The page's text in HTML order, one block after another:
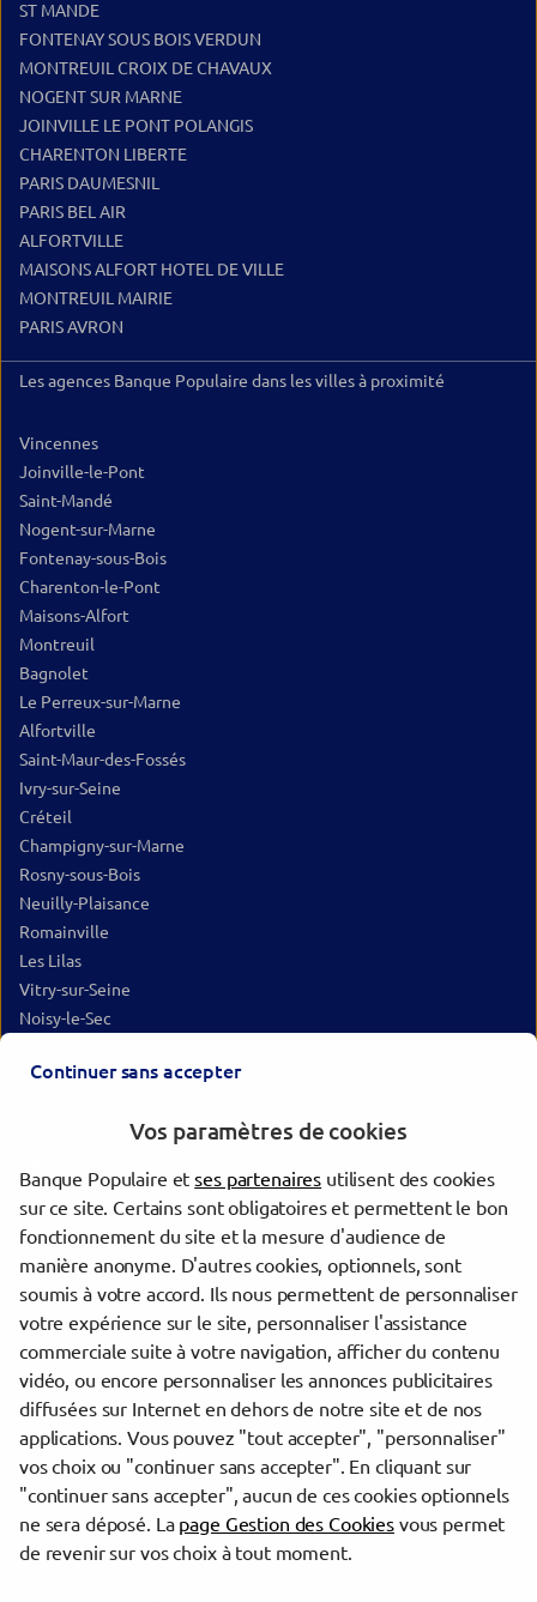
ST MANDE
FONTENAY SOUS BOIS VERDUN
MONTREUIL CROIX DE CHAVAUX
NOGENT SUR MARNE
JOINVILLE LE PONT POLANGIS
CHARENTON LIBERTE
PARIS DAUMESNIL
PARIS BEL AIR
ALFORTVILLE
MAISONS ALFORT HOTEL DE VILLE
MONTREUIL MAIRIE
PARIS AVRON
Les agences Banque Populaire dans les villes à proximité
Vincennes
Joinville-le-Pont
Saint-Mandé
Nogent-sur-Marne
Fontenay-sous-Bois
Charenton-le-Pont
Maisons-Alfort
Montreuil
Bagnolet
Le Perreux-sur-Marne
Alfortville
Saint-Maur-des-Fossés
Ivry-sur-Seine
Créteil
Champigny-sur-Marne
Rosny-sous-Bois
Neuilly-Plaisance
Romainville
Les Lilas
Vitry-sur-Seine
Noisy-le-Sec
Villiers-sur-Marne
Choisy-le-Roi
Noisy-le-Grand
Paris
Pantin
Trouver une agence Banque Populaire
Paris
Paris 12e Arrondissement
PARIS GRANDES ECOLES
evermaps ©
Continuer sans accepter
Vos paramètres de cookies
Banque Populaire etses partenaires utilisent des cookies
sur ce site. Certains sont obligatoires et permettent le bon
fonctionnement du site et la mesure d'audience de
manière anonyme. D'autres cookies, optionnels, sont
soumis à votre accord. Ils nous permettent de personnaliser
votre expérience sur le site, personnaliser l'assistance
commerciale suite à votre navigation, afficher du contenu
vidéo, ou encore personnaliser les annonces publicitaires
diffusées sur Internet en dehors de notre site et de nos
applications. Vous pouvez "tout accepter", "personnaliser"
vos choix ou "continuer sans accepter". En cliquant sur
"continuer sans accepter", aucun de ces cookies optionnels
ne sera déposé. La page Gestion des Cookiesvous permet
de revenir sur vos choix à tout moment.